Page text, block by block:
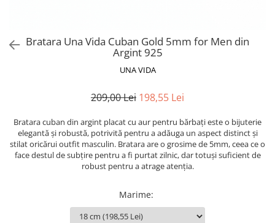
Bratara Una Vida Cuban Gold 5mm for Men din
Argint 925
UNA VIDA
209,00 Lei 198,55 Lei
Bratara cuban din argint placat cu aur pentru bărbați este o bijuterie
elegantă și robustă, potrivită pentru a adăuga un aspect distinct și
stilat oricărui outfit masculin. Bratara are o grosime de 5mm, ceea ce o
face destul de subțire pentru a fi purtat zilnic, dar totuși suficient de
robust pentru a atrage atenția.
Marime: